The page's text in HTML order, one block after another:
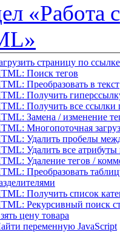
«Работа с
страницу по ссылке
Поиск тегов
Преобразовать в текст
Получить
Получить все ссылки
Замена / изменение
Многопоточная
Удалить пробелы
Удалить все атрибуты
Удаление тегов /
Преобразовать
Получить список
Рекурсивный поиск
цену товара
переменную JavaScript